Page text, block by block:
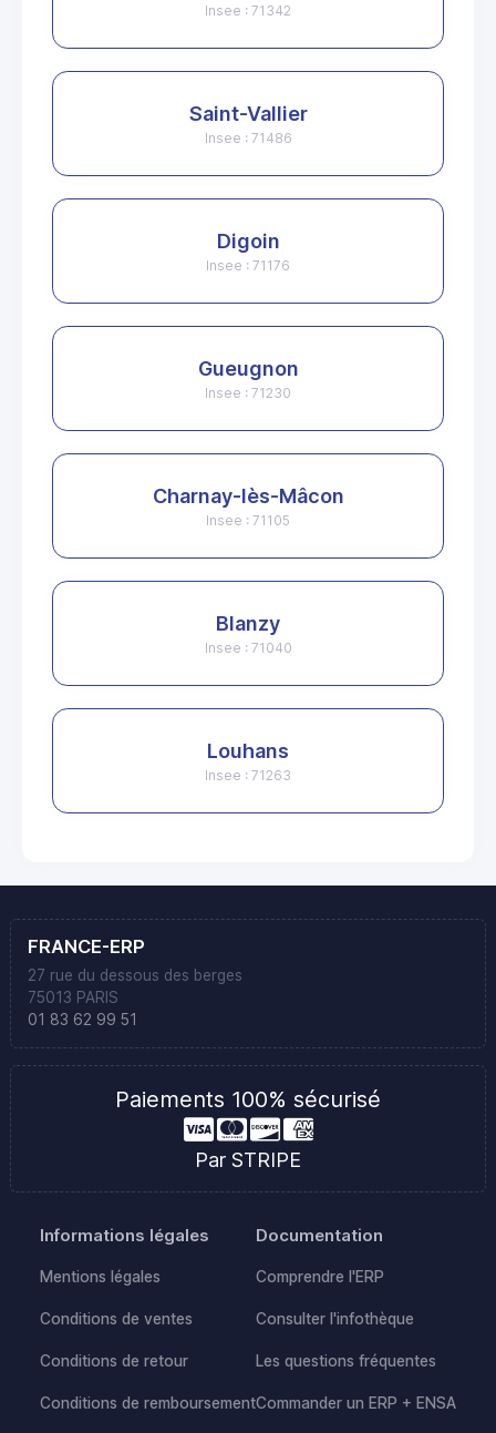
Insee : 71342
Saint-Vallier
Insee : 71486
Digoin
Insee : 71176
Gueugnon
Insee : 71230
Charnay-lès-Mâcon
Insee : 71105
Blanzy
Insee : 71040
Louhans
Insee : 71263
FRANCE-ERP
27 rue du dessous des berges
75013 PARIS
01 83 62 99 51
Paiements 100% sécurisé
Par STRIPE
Informations légales
Mentions légales
Conditions de ventes
Conditions de retour
Conditions de remboursement
Documentation
Comprendre l'ERP
Consulter l'infothèque
Les questions fréquentes
Commander un ERP + ENSA